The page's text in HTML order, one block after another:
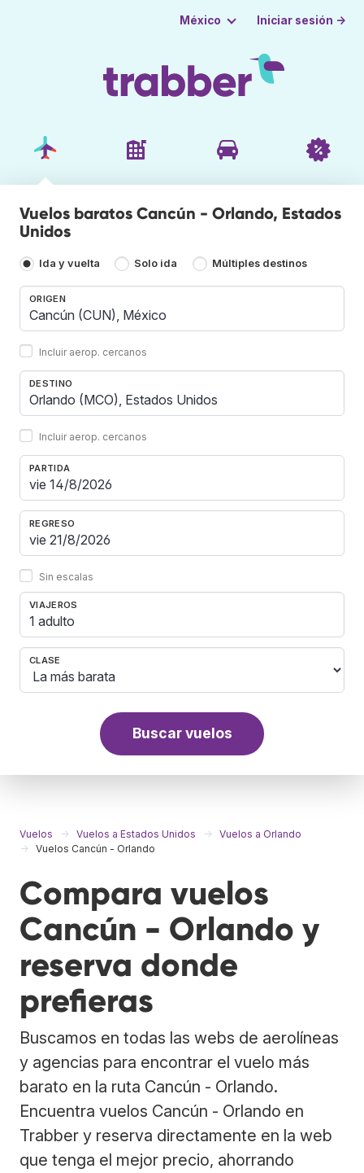
México Iniciar sesión →
Vuelos baratos Cancún - Orlando, Estados
Unidos
Ida y vuelta Solo ida Múltiples destinos
ORIGEN
Incluir aerop. cercanos
DESTINO
Incluir aerop. cercanos
PARTIDA
REGRESO
Sin escalas
VIAJEROS
1 adulto
CLASE
Buscar vuelos
Vuelos Vuelos a Estados Unidos
Vuelos a Orlando
Vuelos Cancún - Orlando
Compara vuelos
Cancún - Orlando y
reserva donde
prefieras
Buscamos en todas las webs de aerolíneas
y agencias para encontrar el vuelo más
barato en la ruta Cancún - Orlando.
Encuentra vuelos Cancún - Orlando en
Trabber y reserva directamente en la web
que tenga el mejor precio, ahorrando